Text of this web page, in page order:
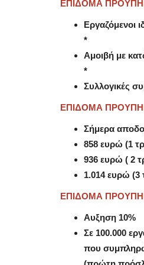
ΕΠΙΔΟΜΑ
Εργαζόμενοι
*
Αμοιβή με
*
Συλλογικές
ΕΠΙΔΟΜΑ
Σήμερα
858 ευρώ (1
936 ευρώ ( 2
1.014 ευρώ (3
ΕΠΙΔΟΜΑ
Αυξηση 10%
Σε 100.000
που